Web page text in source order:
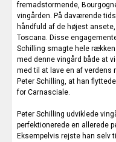
fremadstormende,
vingården. På daværende
håndfuld af de højest
Toscana. Disse
Schilling smagte hele
med denne vingård både at
med til at lave en af verdens
Peter Schilling, at han
for Carnasciale.
Peter Schilling udviklede
perfektionerede en allerede
Eksempelvis rejste han selv